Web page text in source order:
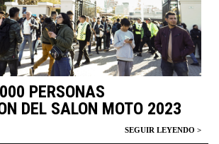
PERSONAS
DEL SALON MOTO 2023